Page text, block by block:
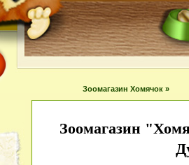
Зоомагазин Хомячок »
Зоомагазин